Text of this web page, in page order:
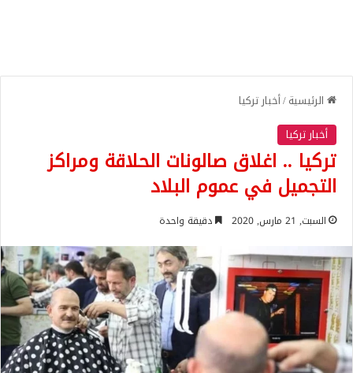
الرئيسية/أخبار تركيا
أخبار تركيا
تركيا .. اغلاق صالونات الحلاقة ومراكز
التجميل في عموم البلاد
السبت, 21 مارس, 2020 دقيقة واحدة